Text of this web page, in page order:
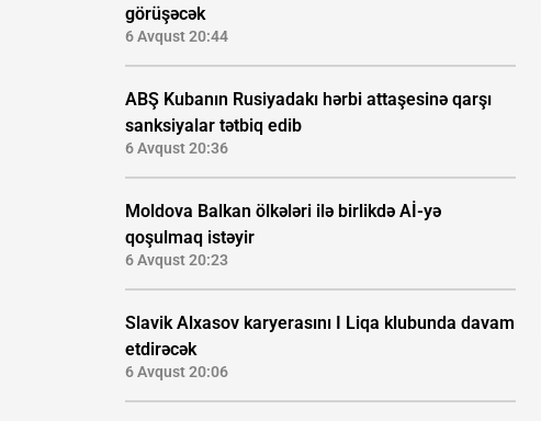
görüşəcək
6 Avqust 20:44
ABŞ Kubanın Rusiyadakı hərbi attaşesinə qarşı
sanksiyalar tətbiq edib
6 Avqust 20:36
Moldova Balkan ölkələri ilə birlikdə Aİ-yə
qoşulmaq istəyir
6 Avqust 20:23
Slavik Alxasov karyerasını I Liqa klubunda davam
etdirəcək
6 Avqust 20:06